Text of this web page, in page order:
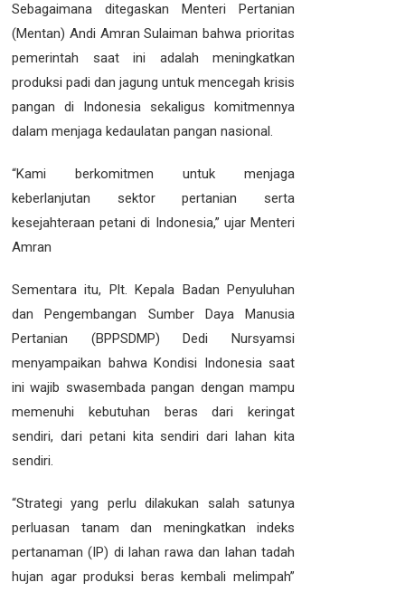
Sebagaimana ditegaskan Menteri Pertanian
(Mentan) Andi Amran Sulaiman bahwa prioritas
pemerintah saat ini adalah meningkatkan
produksi padi dan jagung untuk mencegah krisis
pangan di Indonesia sekaligus komitmennya
dalam menjaga kedaulatan pangan nasional.
“Kami berkomitmen untuk menjaga
keberlanjutan sektor pertanian serta
kesejahteraan petani di Indonesia,” ujar Menteri
Amran
Sementara itu, Plt. Kepala Badan Penyuluhan
dan Pengembangan Sumber Daya Manusia
Pertanian (BPPSDMP) Dedi Nursyamsi
menyampaikan bahwa Kondisi Indonesia saat
ini wajib swasembada pangan dengan mampu
memenuhi kebutuhan beras dari keringat
sendiri, dari petani kita sendiri dari lahan kita
sendiri.
“Strategi yang perlu dilakukan salah satunya
perluasan tanam dan meningkatkan indeks
pertanaman (IP) di lahan rawa dan lahan tadah
hujan agar produksi beras kembali melimpah”